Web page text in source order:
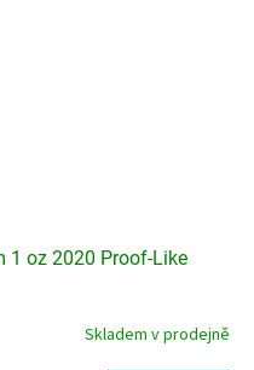
1 oz 2020 Proof-Like
Skladem v prodejně